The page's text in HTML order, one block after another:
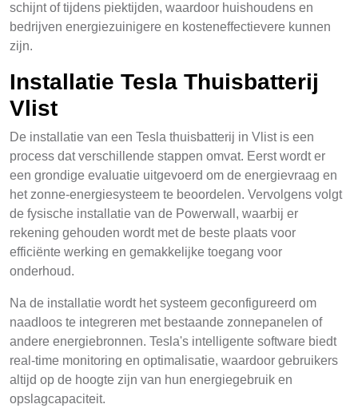
schijnt of tijdens piektijden, waardoor huishoudens en
bedrijven energiezuinigere en kosteneffectievere kunnen
zijn.
Installatie Tesla Thuisbatterij
Vlist
De installatie van een Tesla thuisbatterij in Vlist is een
process dat verschillende stappen omvat. Eerst wordt er
een grondige evaluatie uitgevoerd om de energievraag en
het zonne-energiesysteem te beoordelen. Vervolgens volgt
de fysische installatie van de Powerwall, waarbij er
rekening gehouden wordt met de beste plaats voor
efficiënte werking en gemakkelijke toegang voor
onderhoud.
Na de installatie wordt het systeem geconfigureerd om
naadloos te integreren met bestaande zonnepanelen of
andere energiebronnen. Tesla's intelligente software biedt
real-time monitoring en optimalisatie, waardoor gebruikers
altijd op de hoogte zijn van hun energiegebruik en
opslagcapaciteit.